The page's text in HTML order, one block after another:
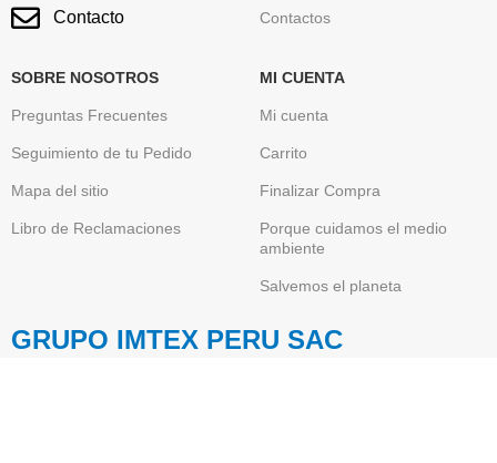
Contacto Contactos
SOBRE NOSOTROS
Preguntas Frecuentes
Seguimiento de tu Pedido
Mapa del sitio
Libro de Reclamaciones
MI CUENTA
Mi cuenta
Carrito
Finalizar Compra
Porque cuidamos el medio
ambiente
Salvemos el planeta
GRUPO IMTEX PERU SAC